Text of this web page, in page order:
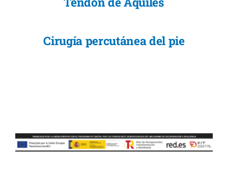
Cirugía percutánea del pie